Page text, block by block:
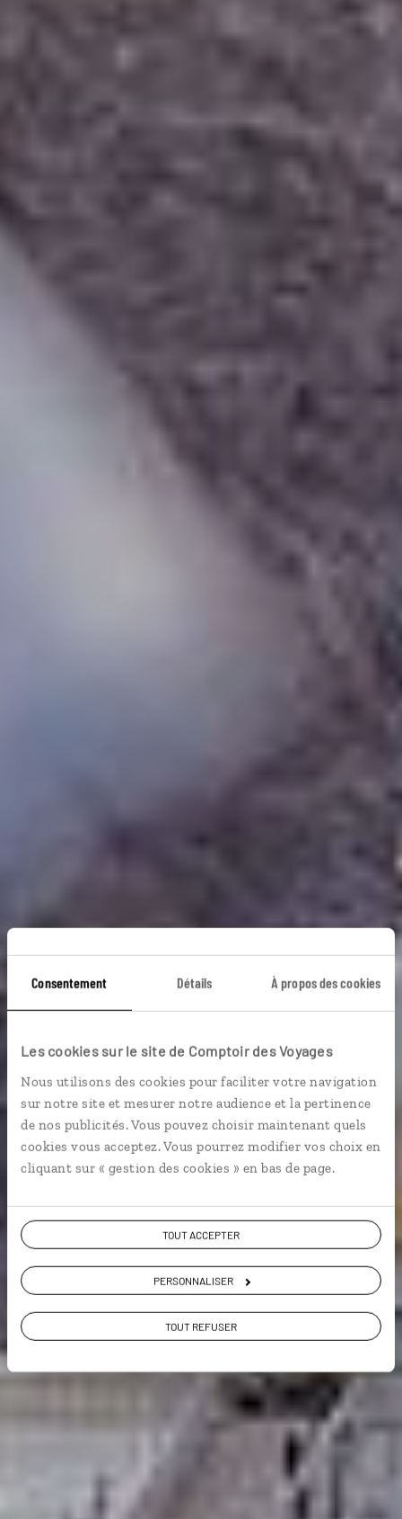
Consentement Détails À propos des cookies
Les cookies sur le site de Comptoir des Voyages
Nous utilisons des cookies pour faciliter votre navigation
sur notre site et mesurer notre audience et la pertinence
de nos publicités. Vous pouvez choisir maintenant quels
cookies vous acceptez. Vous pourrez modifier vos choix en
cliquant sur « gestion des cookies » en bas de page.
TOUT ACCEPTER
PERSONNALISER
TOUT REFUSER
Le Ladakh entre
terre et ciel
Circuit avec chauffeur dans l’immensité des paysages
du Ladakh.
Grands espaces
Voir les 120 avis sur les voyages en Inde
VOIR LA GALERIE PHOTOS